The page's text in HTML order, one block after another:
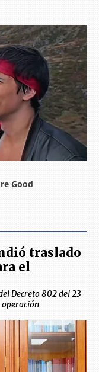
traslado
el
Decreto 802 del 23